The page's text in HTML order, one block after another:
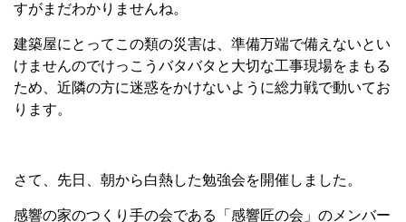
すがまだわかりませんね。
建築屋にとってこの類の災害は、準備万端で備えないとい
けませんのでけっこうバタバタと大切な工事現場をまもる
ため、近隣の方に迷惑をかけないように総力戦で動いてお
ります。
さて、先日、朝から白熱した勉強会を開催しました。
感響の家のつくり手の会である「感響匠の会」のメンバー